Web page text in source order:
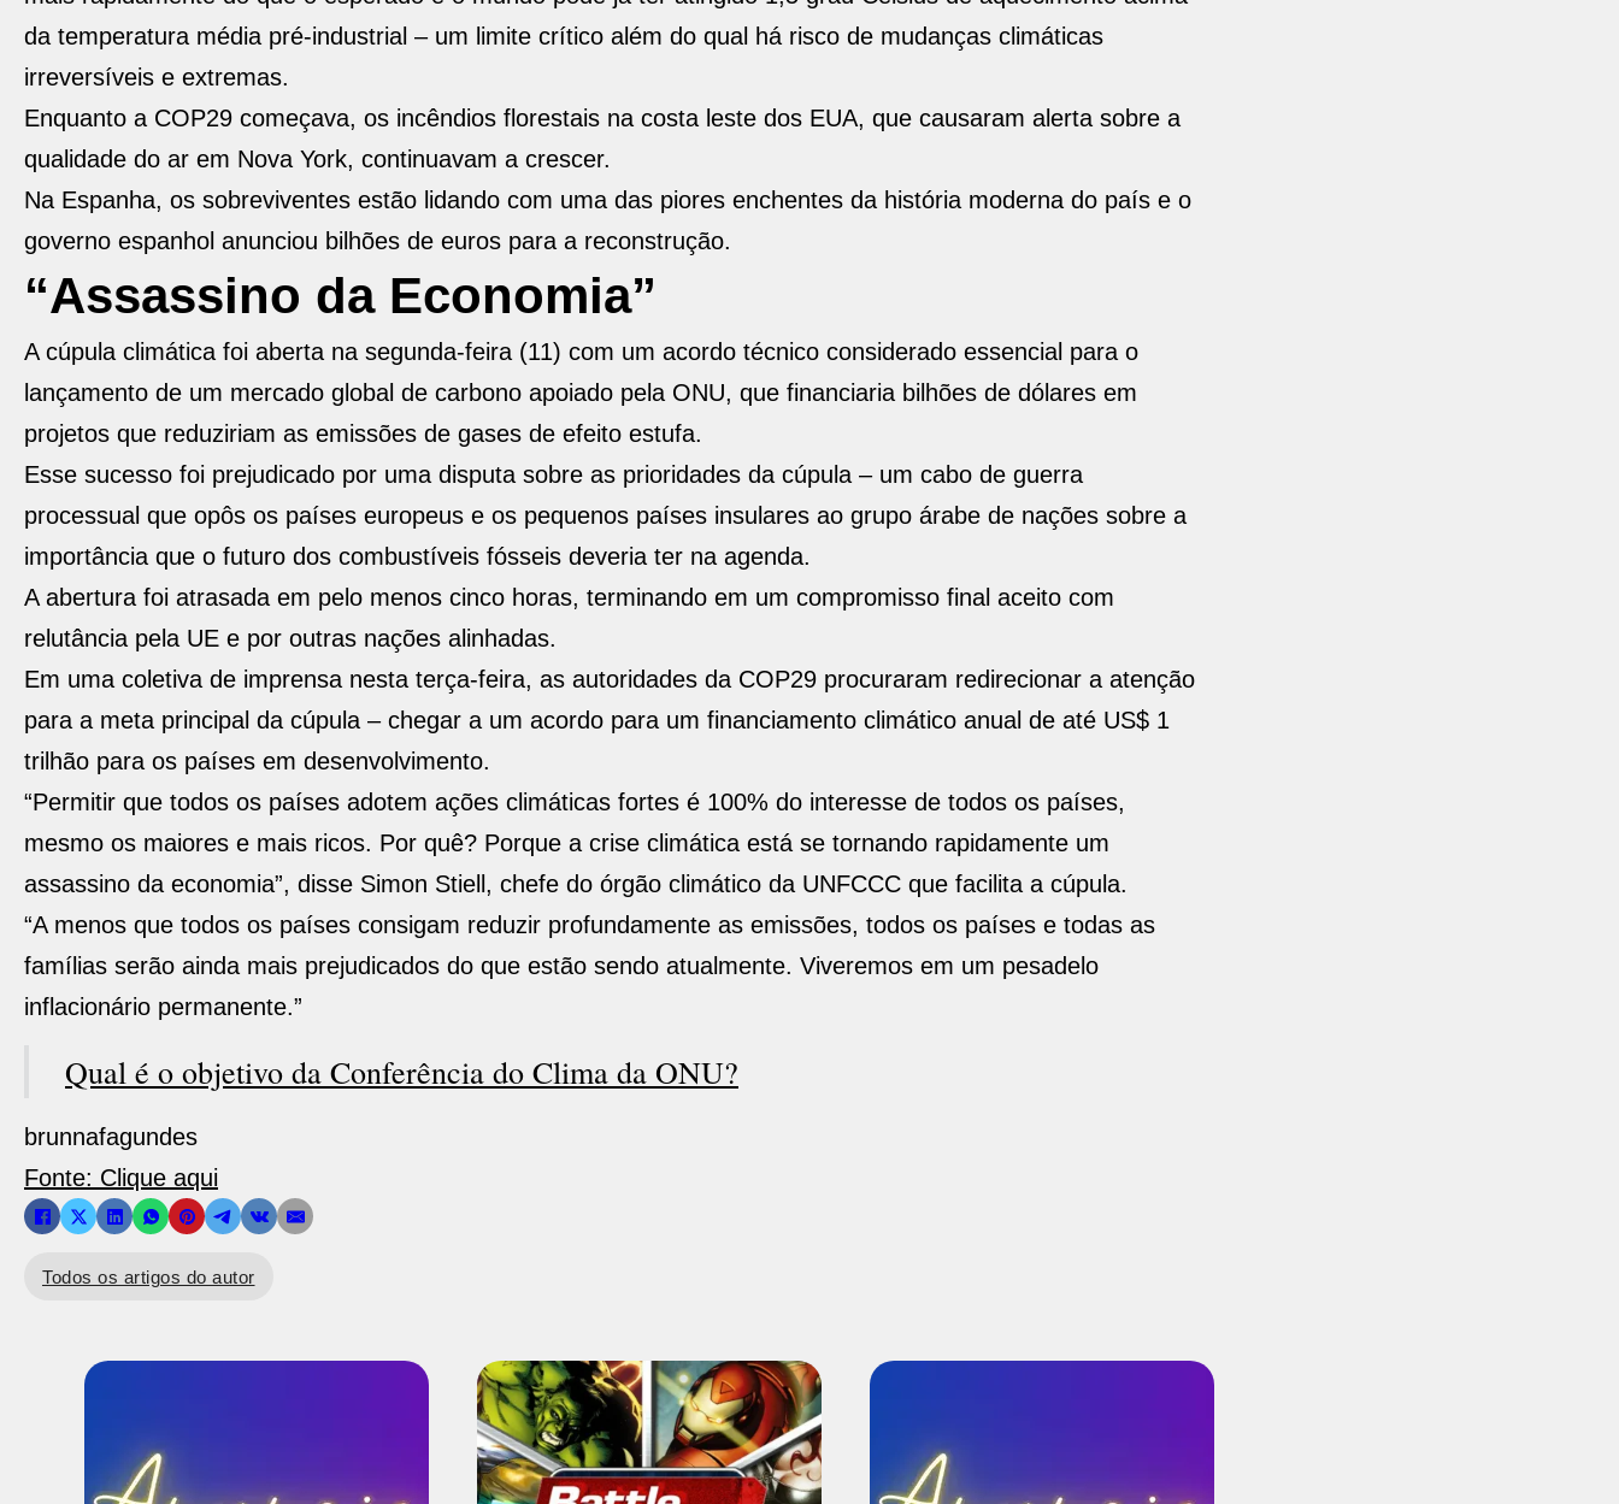
da temperatura média pré-industrial – um limite crítico além do qual há risco de mudanças climáticas
irreversíveis e extremas.
Enquanto a COP29 começava, os incêndios florestais na costa leste dos EUA, que causaram alerta sobre a
qualidade do ar em Nova York, continuavam a crescer.
Na Espanha, os sobreviventes estão lidando com uma das piores enchentes da história moderna do país e o
governo espanhol anunciou bilhões de euros para a reconstrução.
“Assassino da Economia”
A cúpula climática foi aberta na segunda-feira (11) com um acordo técnico considerado essencial para o
lançamento de um mercado global de carbono apoiado pela ONU, que financiaria bilhões de dólares em
projetos que reduziriam as emissões de gases de efeito estufa.
Esse sucesso foi prejudicado por uma disputa sobre as prioridades da cúpula – um cabo de guerra
processual que opôs os países europeus e os pequenos países insulares ao grupo árabe de nações sobre a
importância que o futuro dos combustíveis fósseis deveria ter na agenda.
A abertura foi atrasada em pelo menos cinco horas, terminando em um compromisso final aceito com
relutância pela UE e por outras nações alinhadas.
Em uma coletiva de imprensa nesta terça-feira, as autoridades da COP29 procuraram redirecionar a atenção
para a meta principal da cúpula – chegar a um acordo para um financiamento climático anual de até US$ 1
trilhão para os países em desenvolvimento.
“Permitir que todos os países adotem ações climáticas fortes é 100% do interesse de todos os países,
mesmo os maiores e mais ricos. Por quê? Porque a crise climática está se tornando rapidamente um
assassino da economia”, disse Simon Stiell, chefe do órgão climático da UNFCCC que facilita a cúpula.
“A menos que todos os países consigam reduzir profundamente as emissões, todos os países e todas as
famílias serão ainda mais prejudicados do que estão sendo atualmente. Viveremos em um pesadelo
inflacionário permanente.”
Qual é o objetivo da Conferência do Clima da ONU?
brunnafagundes
Fonte: Clique aqui
Todos os artigos do autor